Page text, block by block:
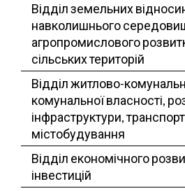
Відділ земельних
навколишнього
агропромислового
сільських територій
Відділ житлово-
комунальної власності,
інфраструктури,
містобудування
Відділ економічного
інвестицій